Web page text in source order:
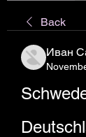
Back
Иван